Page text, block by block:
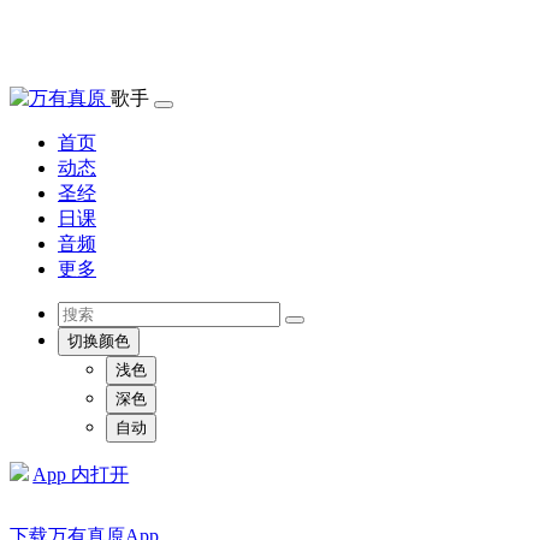
歌手
首页
动态
圣经
日课
音频
更多
切换颜色
浅色
深色
自动
App 内打开
下载万有真原App